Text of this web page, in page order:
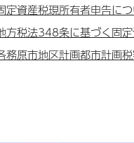
定資産税現所有者申告に
方税法348条に基づく固
務原市地区計画都市計画